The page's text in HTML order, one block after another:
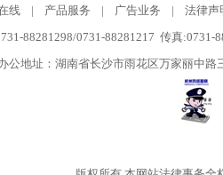
线 | 产品服务 | 广告业务 |
法律声
88281298/0731-88281217 传真:0731-
公地址：湖南省长沙市雨花区万家丽中